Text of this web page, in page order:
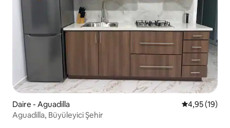
Daire - Aguadilla 5 üzerinden
4,95 (19)
Aguadilla, Büyüleyici Şehir